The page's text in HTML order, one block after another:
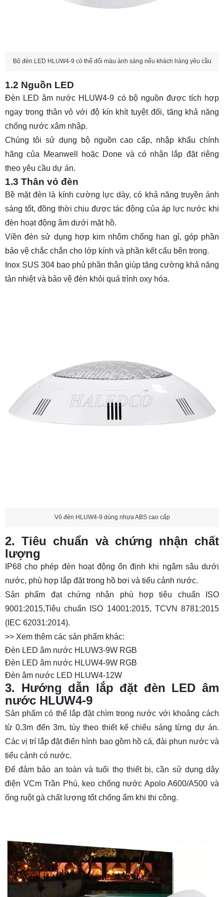
Bộ đèn LED HLUW4-9 có thể đổi màu ánh sáng nếu khách hàng yêu cầu
1.2 Nguồn LED
Đèn LED âm nước HLUW4-9 có bộ nguồn được tích hợp
ngay trong thân vỏ với độ kín khít tuyệt đối, tăng khả năng
chống nước xâm nhập.
Chúng tôi sử dụng bộ nguồn cao cấp, nhập khẩu chính
hãng của Meanwell hoặc Done và có nhận lắp đặt riêng
theo yêu cầu dự án.
1.3 Thân vỏ đèn
Bề mặt đèn là kính cường lực dày, có khả năng truyền ánh
sáng tốt, đồng thời chịu được tác động của áp lực nước khi
đèn hoạt động âm dưới mặt hồ.
Viền đèn sử dụng hợp kim nhôm chống han gỉ, góp phần
bảo vệ chắc chắn cho lớp kính và phần kết cấu bên trong.
Inox SUS 304 bao phủ phần thân giúp tăng cường khả năng
tản nhiệt và bảo vệ đèn khỏi quá trình oxy hóa.
Vỏ đèn HLUW4-9 dùng nhựa ABS cao cấp
2. Tiêu chuẩn và chứng nhận chất
lượng
IP68 cho phép đèn hoạt động ổn định khi ngâm sâu dưới
nước, phù hợp lắp đặt trong hồ bơi và tiểu cảnh nước.
Sản phẩm đạt chứng nhận phù hợp tiêu chuẩn ISO
9001:2015,Tiêu chuẩn ISO 14001:2015, TCVN 8781:2015
(IEC 62031:2014).
>> Xem thêm các sản phẩm khác:
Đèn LED âm nước HLUW3-9W RGB
Đèn LED âm nước HLUW4-9W RGB
Đèn âm nước LED HLUW4-12W
3. Hướng dẫn lắp đặt đèn LED âm
nước HLUW4-9
Sản phẩm có thể lắp đặt chìm trong nước với khoảng cách
từ 0.3m đến 3m, tùy theo thiết kế chiếu sáng từng dự án.
Các vị trí lắp đặt điển hình bao gồm hồ cá, đài phun nước và
tiểu cảnh có nước.
Để đảm bảo an toàn và tuổi thọ thiết bị, cần sử dụng dây
điện VCm Trần Phú, keo chống nước Apolo A600/A500 và
ống ruột gà chất lượng tốt chống ẩm khi thi công.